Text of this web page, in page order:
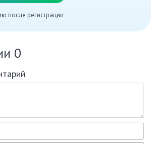
после регистрации
0